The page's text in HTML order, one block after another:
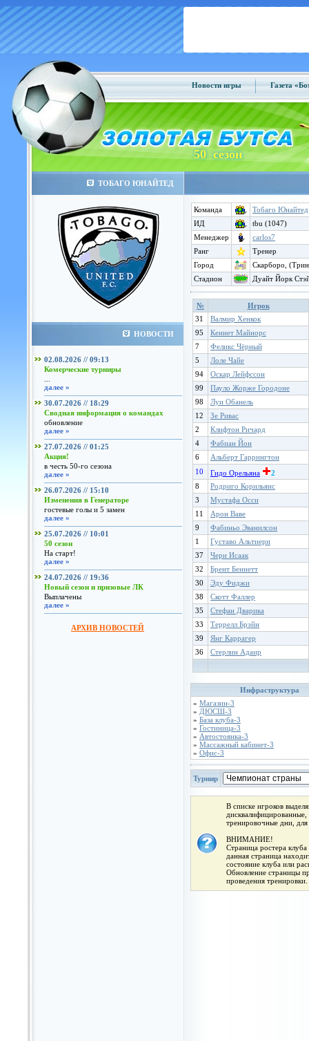
Новости игры Газета
50 сезон
ТОБАГО ЮНАЙТЕД
НОВОСТИ
02.08.2026 // 09:13
Комерческие турниры
далее »
30.07.2026 // 18:29
Сводная информация о командах
обновление
далее »
27.07.2026 // 01:25
Акция!
в честь 50-го сезона
далее »
26.07.2026 // 15:10
Изменения в Генераторе
гостевые голы и 5 замен
далее »
25.07.2026 // 10:01
50 сезон
На старт!
далее »
24.07.2026 // 19:36
Новый сезон и призовые ЛК
Выплачены
далее »
АРХИВ НОВОСТЕЙ
Команда
Тобаго Юнайтед
ИД
tbu (1047)
Менеджер
carlos7
Ранг
Тренер
Город
Скарборо,
Стадион
Дуайт Йорк
№
Игрок
31
Валмир Хенкок
95
Кеннет Майнорс
7
Феликс Чёрный
5
Лоле Чайе
94
Оскар Лейфссон
99
Пауло Жорже Городоне
98
Луи Обанель
12
Зе Ривас
2
Клифтон Ричард
4
Фабиан Йон
6
Альберт Гаррингтон
10
Гидо Орельяна
2
8
Родриго Корильянс
3
Мустафа Осси
11
Арон Ваве
9
Фабиньо Эванилсон
1
Густаво Альтиери
37
Чери Исаак
32
Брент Беннетт
30
Эду Фиджи
38
Скотт Фаллер
35
Стефан Дварика
33
Террелл Брэйн
39
Янг Каррагер
36
Стерлин Адаир
Инфраструктура
» Магазин-3
» ДЮСШ-3
» База клуба-3
» Гостиница-3
» Автостоянка-3
» Массажный кабинет-3
» Офис-3
Турнир
В списке игроков
тренировочные дни,
ВНИМАНИЕ!
Страница ростера
данная страница
состояние клуба или
Обновление страницы
проведения тренировки.